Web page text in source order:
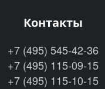
Контакты
+7 (495) 545-42-36
+7 (495) 115-09-15
+7 (495) 115-10-15